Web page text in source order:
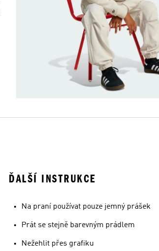
ĎALŠÍ INSTRUKCE
Na praní používat pouze jemný prášek
Prát se stejně barevným prádlem
Nežehlit přes grafiku